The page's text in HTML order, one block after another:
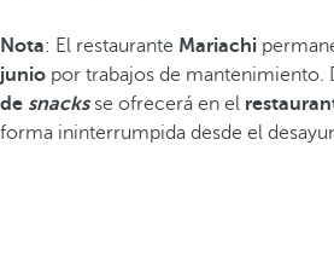
Nota: El restaurante Mariachi
junio por trabajos de mantenimiento.
de snacksse ofrecerá en el
forma ininterrumpida desde el